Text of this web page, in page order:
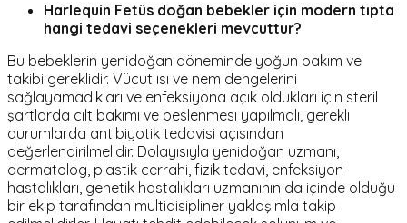
Harlequin Fetüs doğan bebekler için modern tıpta
hangi tedavi seçenekleri mevcuttur?
Bu bebeklerin yenidoğan döneminde yoğun bakım ve
takibi gereklidir. Vücut ısı ve nem dengelerini
sağlayamadıkları ve enfeksiyona açık oldukları için steril
şartlarda cilt bakımı ve beslenmesi yapılmalı, gerekli
durumlarda antibiyotik tedavisi açısından
değerlendirilmelidir. Dolayısıyla yenidoğan uzmanı,
dermatolog, plastik cerrahi, fizik tedavi, enfeksiyon
hastalıkları, genetik hastalıkları uzmanının da içinde olduğu
bir ekip tarafından multidisipliner yaklaşımla takip